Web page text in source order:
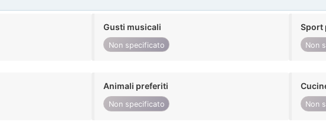
Gusti musicali
Non specificato
Sport
Non
Animali preferiti
Non specificato Non